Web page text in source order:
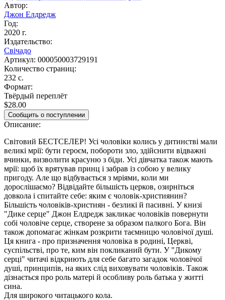
Автор:
Джон Елдредж
Год:
2020 г.
Издательство:
Свічадо
Артикул: 000050003729191
Количество страниц:
232 с.
Формат:
Твёрдый переплёт
$28.00
Описание:
Світовий БЕСТСЕЛЕР! Усі чоловіки колись у дитинстві мали
великі мрії: бути героєм, побороти зло, здійснити відважні
вчинки, визволити красуню з біди. Усі дівчатка також мають
мрії: щоб їх врятував принц і забрав із собою у велику
пригоду. Але що відбувається з мріями, коли ми
дорослішаємо? Відвідайте більшість церков, озирніться
довкола і спитайте себе: яким є чоловік-християнин?
Більшість чоловіків-християн - безликі й пасивні. У книзі
"Дике серце" Джон Елдредж закликає чоловіків повернути
собі чоловіче серце, створене за образом палкого Бога. Він
також допомагає жінкам розкрити таємницю чоловічої душі.
Ця книга - про призначення чоловіка в родині, Церкві,
суспільстві, про те, ким він покликаний бути. У "Дикому
серці" читачі відкриють для себе багато загадок чоловічої
душі, принципів, на яких слід виховувати чоловіків. Також
дізнається про роль матері й особливу роль батька у житті
сина.
Для широкого читацького кола.